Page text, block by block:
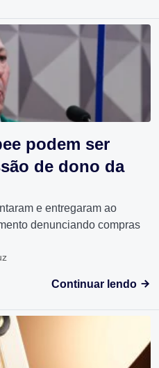
podem ser
de dono da
e entregaram ao
denunciando compras
Continuar lendo